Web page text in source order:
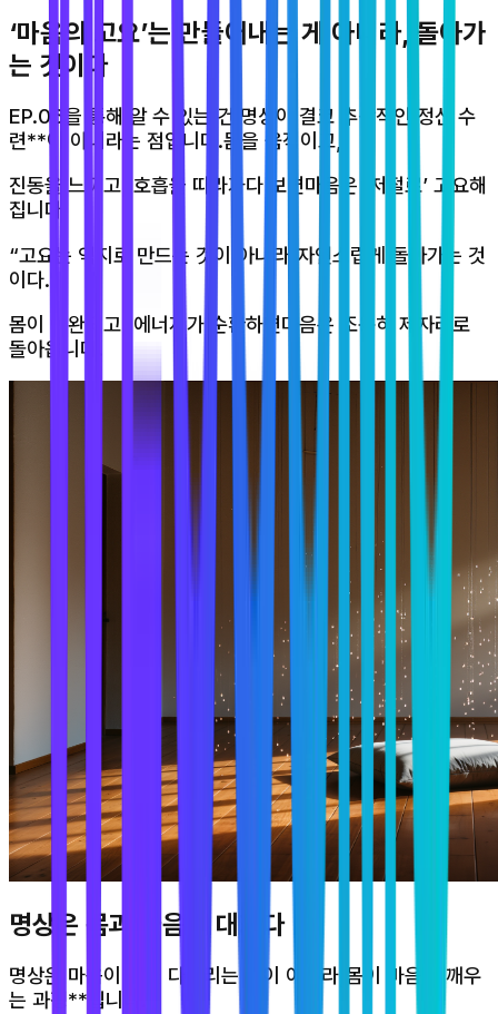
‘마음의 고요’는 만들어내는 게 아니라, 돌아가
는 것이다
EP.06을 통해 알 수 있는 건 명상이 결코 추상적인 정신 수
련**이 아니라는 점입니다.몸을 움직이고,
진동을 느끼고, 호흡을 따라가다 보면마음은 ‘저절로’ 고요해
집니다.
“고요는 억지로 만드는 것이 아니라,자연스럽게 돌아가는 것
이다.”
몸이 이완되고, 에너지가 순환하면마음은 조용히 제자리로
돌아옵니다.
명상은 몸과 마음의 대화다
명상은 마음이 몸을 다스리는 것이 아니라,몸이 마음을 깨우
는 과정**입니다.